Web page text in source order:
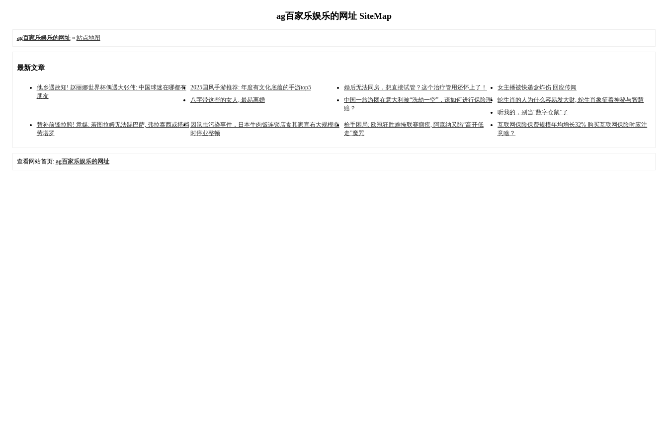
ag百家乐娱乐的网址 SiteMap
ag百家乐娱乐的网址» 站点地图
最新文章
他乡遇故知! 赵丽娜世界杯偶遇大张伟: 中国球迷在哪都有
朋友
2025国风手游推荐: 年度有文化底蕴的手游top5 婚后无法同房，想直接试管？这个治疗管用还怀上了！
女主播被快递盒炸伤 回应传闻
八字带这些的女人, 最易离婚
中国一旅游团在意大利被“洗劫一空”，该如何进行保险理
赔？
蛇生肖的人为什么容易发大财, 蛇生肖象征着神秘与智慧
听我的，别当“数字仓鼠”了
替补前锋拉胯! 意媒: 若图拉姆无法踢巴萨, 弗拉泰西或搭档
劳塔罗
因鼠虫污染事件，日本牛肉饭连锁店食其家宣布大规模临
时停业整顿
枪手困局: 欧冠狂胜难掩联赛痼疾, 阿森纳又陷“高开低
走”魔咒
互联网保险保费规模年均增长32% 购买互联网保险时应注
意啥？
查看网站首页: ag百家乐娱乐的网址